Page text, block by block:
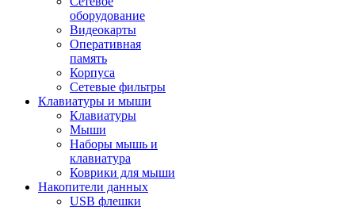
оборудование
Видеокарты
Оперативная
память
Корпуса
Сетевые фильтры
Клавиатуры и мыши
Клавиатуры
Мыши
Наборы мышь и
клавиатура
Коврики для мыши
Накопители данных
USB флешки